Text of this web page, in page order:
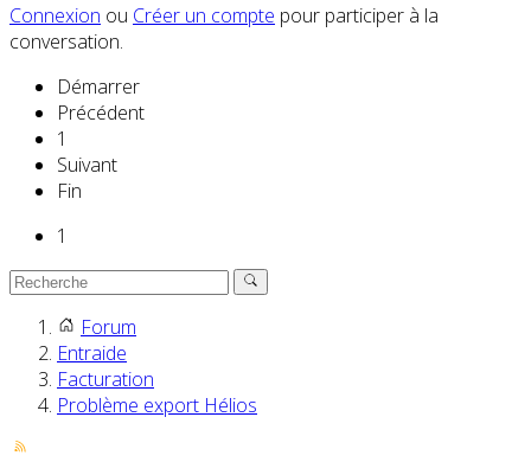
Connexion ou Créer un compte pour participer à la
conversation.
Démarrer
Précédent
1
Suivant
Fin
1
Forum
Entraide
Facturation
Problème export Hélios